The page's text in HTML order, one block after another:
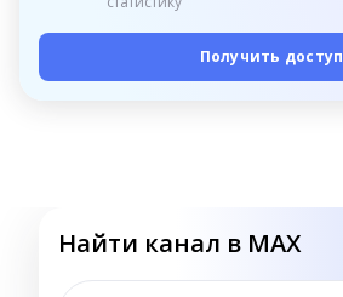
Получить доступ
Найти канал в MAX